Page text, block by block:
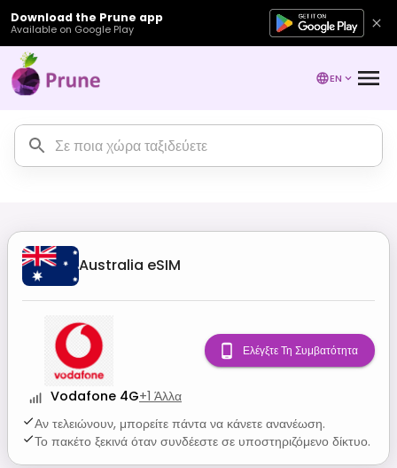
Download the Prune app
Available on Google Play
EN
Australia eSIM
Vodafone 4G+1 Άλλα
Αν τελειώνουν, μπορείτε πάντα να κάνετε ανανέωση.
Το πακέτο ξεκινά όταν συνδέεστε σε υποστηριζόμενο δίκτυο.
Ελέγξτε Τη Συμβατότητα